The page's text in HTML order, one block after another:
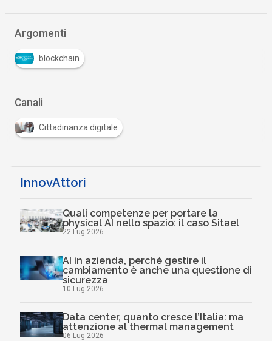
Argomenti
blockchain
Canali
Cittadinanza digitale
InnovAttori
Quali competenze per portare la
physical AI nello spazio: il caso Sitael
22 Lug 2026
AI in azienda, perché gestire il
cambiamento è anche una questione di
sicurezza
10 Lug 2026
Data center, quanto cresce l’Italia: ma
attenzione al thermal management
06 Lug 2026